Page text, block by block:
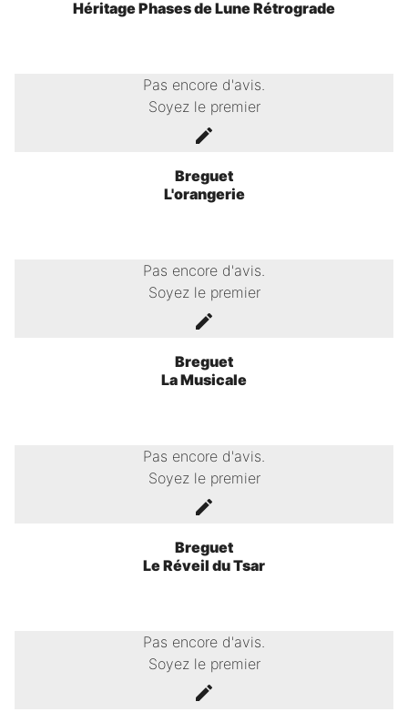
Héritage Phases de Lune Rétrograde
Pas encore d'avis.
Soyez le premier
Breguet
L'orangerie
Pas encore d'avis.
Soyez le premier
Breguet
La Musicale
Pas encore d'avis.
Soyez le premier
Breguet
Le Réveil du Tsar
Pas encore d'avis.
Soyez le premier